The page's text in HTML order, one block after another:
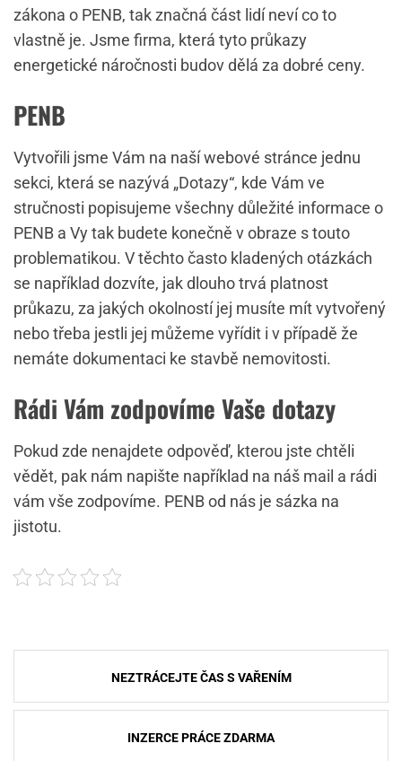
zákona o PENB, tak značná část lidí neví co to
vlastně je. Jsme firma, která tyto průkazy
energetické náročnosti budov dělá za dobré ceny.
PENB
Vytvořili jsme Vám na naší webové stránce jednu
sekci, která se nazývá „Dotazy“, kde Vám ve
stručnosti popisujeme všechny důležité informace o
PENB a Vy tak budete konečně v obraze s touto
problematikou. V těchto často kladených otázkách
se například dozvíte, jak dlouho trvá platnost
průkazu, za jakých okolností jej musíte mít vytvořený
nebo třeba jestli jej můžeme vyřídit i v případě že
nemáte dokumentaci ke stavbě nemovitosti.
Rádi Vám zodpovíme Vaše dotazy
Pokud zde nenajdete odpověď, kterou jste chtěli
vědět, pak nám napište například na náš mail a rádi
vám vše zodpovíme. PENBod nás je sázka na
jistotu.
Navigace
pro
NEZTRÁCEJTE ČAS S VAŘENÍM
INZERCE PRÁCE ZDARMA